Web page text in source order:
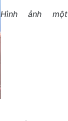
Hình ảnh một